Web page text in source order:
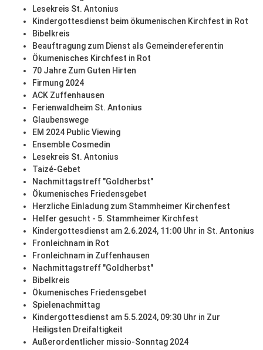
Lesekreis St. Antonius
Kindergottesdienst beim ökumenischen Kirchfest in Rot
Bibelkreis
Beauftragung zum Dienst als Gemeindereferentin
Ökumenisches Kirchfest in Rot
70 Jahre Zum Guten Hirten
Firmung 2024
ACK Zuffenhausen
Ferienwaldheim St. Antonius
Glaubenswege
EM 2024 Public Viewing
Ensemble Cosmedin
Lesekreis St. Antonius
Taizé-Gebet
Nachmittagstreff "Goldherbst"
Ökumenisches Friedensgebet
Herzliche Einladung zum Stammheimer Kirchenfest
Helfer gesucht - 5. Stammheimer Kirchfest
Kindergottesdienst am 2.6.2024, 11:00 Uhr in St. Antonius
Fronleichnam in Rot
Fronleichnam in Zuffenhausen
Nachmittagstreff "Goldherbst"
Bibelkreis
Ökumenisches Friedensgebet
Spielenachmittag
Kindergottesdienst am 5.5.2024, 09:30 Uhr in Zur
Heiligsten Dreifaltigkeit
Außerordentlicher missio-Sonntag 2024